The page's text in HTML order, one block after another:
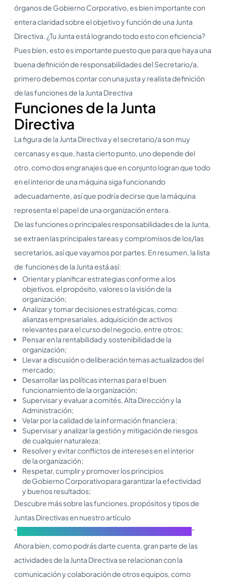
órganos de Gobierno Corporativo, es bien importante con
entera claridad sobre el objetivo y función de una Junta
Directiva. ¿Tu Junta está logrando todo esto con eficiencia?
Pues bien, esto es importante puesto que para que haya una
buena definición de responsabilidades del Secretario/a,
primero debemos contar con una justa y realista definición
de las funciones de la Junta Directiva
Funciones de la Junta
Directiva
La figura de la Junta Directiva y el secretario/a son muy
cercanas y es que, hasta cierto punto, uno depende del
otro, como dos engranajes que en conjunto logran que todo
en el interior de una máquina siga funcionando
adecuadamente, así que podría decirse que la máquina
representa el papel de una organización entera.
De las funciones o principales responsabilidades de la Junta,
se extraen las principales tareas y compromisos de los/las
secretarios, así que vayamos por partes. En resumen, la lista
de funciones de la Junta está así:
Orientar y planificar estrategias conforme a los
objetivos, el propósito, valores o la visión de la
organización;
Analizar y tomar decisiones estratégicas, como:
alianzas empresariales, adquisición de activos
relevantes para el curso del negocio, entre otros;
Pensar en la rentabilidad y sostenibilidad de la
organización;
Llevar a discusión o deliberación temas actualizados del
mercado;
Desarrollar las políticas internas para el buen
funcionamiento de la organización;
Supervisar y evaluar a comités, Alta Dirección y la
Administración;
Velar por la calidad de la información financiera;
Supervisar y analizar la gestión y mitigación de riesgos
de cualquier naturaleza;
Resolver y evitar conflictos de intereses en el interior
de la organización;
Respetar, cumplir y promover los principios
de Gobierno Corporativo para garantizar la efectividad
y buenos resultados;
Descubre más sobre las funciones, propósitos y tipos de
Juntas Directivas en nuestro artículo
“
”
Ahora bien, como podrás darte cuenta, gran parte de las
actividades de la Junta Directiva se relacionan con la
comunicación y colaboración de otros equipos, como